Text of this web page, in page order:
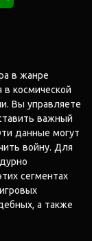
в жанре
в космической
Вы управляете
важный
данные могут
войну. Для
сегментах
а также